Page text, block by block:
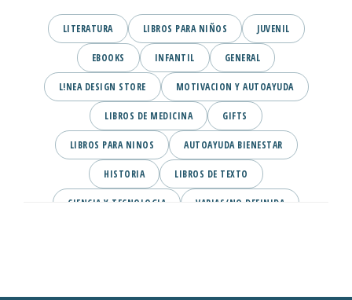
LITERATURA LIBROS PARA NIÑOS JUVENIL
EBOOKS INFANTIL GENERAL
L!NEA DESIGN STORE MOTIVACION Y AUTOAYUDA
LIBROS DE MEDICINA GIFTS
LIBROS PARA NINOS AUTOAYUDA BIENESTAR
HISTORIA LIBROS DE TEXTO
CIENCIA Y TECNOLOGIA VARIAS/NO DEFINIDA